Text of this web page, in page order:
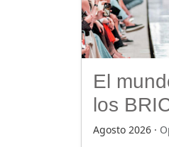
El
los
Agosto 2026 ·